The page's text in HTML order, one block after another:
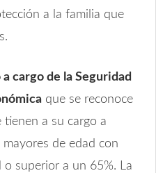
a la familia que
cargo de la Seguridad
que se reconoce
tienen a su cargo a
de edad con
o superior a un 65%. La